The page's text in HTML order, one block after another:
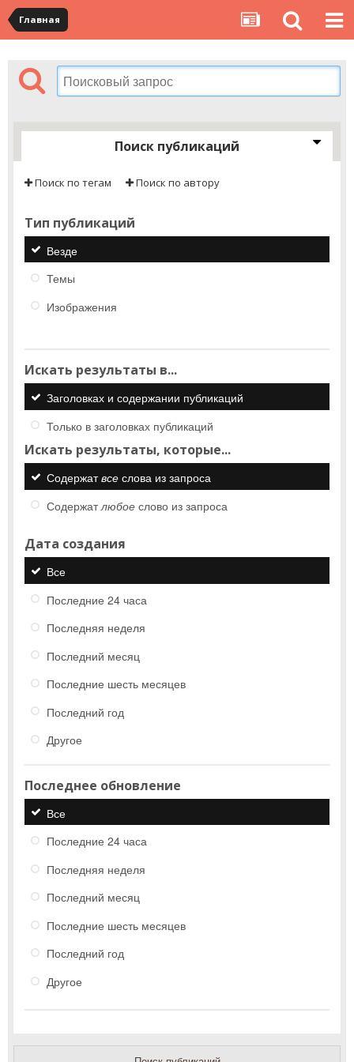
Главная
Поиск публикаций
Поиск по тегам Поиск по автору
Тип публикаций
Везде
Темы
Изображения
Искать результаты в...
Заголовках и содержании публикаций
Только в заголовках публикаций
Искать результаты, которые...
Содержатвсе слова из запроса
Содержатлюбое слово из запроса
Дата создания
Все
Последние 24 часа
Последняя неделя
Последний месяц
Последние шесть месяцев
Последний год
Другое
Последнее обновление
Все
Последние 24 часа
Последняя неделя
Последний месяц
Последние шесть месяцев
Последний год
Другое